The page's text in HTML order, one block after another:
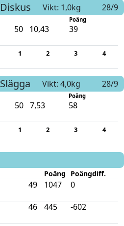
Diskus Vikt: 1,0kg 28/9
Poäng
50 10,43 39
1 2 3 4
Slägga Vikt: 4,0kg 28/9
Poäng
50 7,53 58
1 2 3 4
Poäng Poängdiff.
49 1047 0
46 445 -602